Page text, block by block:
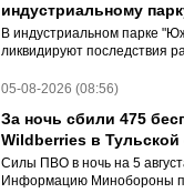
индустриальному
В индустриальном парке
ликвидируют последствия
05-08-2026 (08:56)
За ночь сбили 475
Wildberries в Тульской
Силы ПВО в ночь на 5
Информацию Минобороны